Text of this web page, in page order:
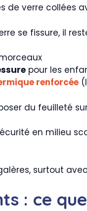
de verre
se fissure, il
pour les
renforcée
du feuilleté
en milieu
surtout
: ce